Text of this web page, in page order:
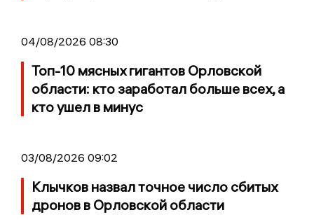
04/08/2026 08:30
Топ-10 мясных гигантов Орловской
области: кто заработал больше всех, а
кто ушел в минус
03/08/2026 09:02
Клычков назвал точное число сбитых
дронов в Орловской области